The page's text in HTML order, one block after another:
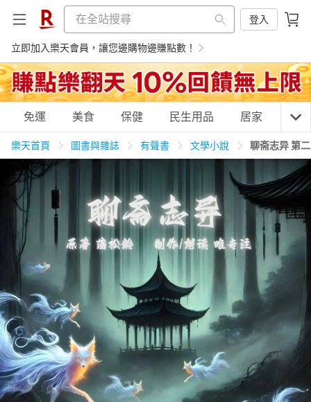
登入
立即加入樂天會員，讓您邊購物邊賺點數！
購物網分類
天天免運 民生用品
居家生活 3C家電 運動休閒 親子玩具
女裝 男裝 化妝保養 情趣用品
日本購物 電子/紙本書
HOT
免運 美食 保健 民生用品 居家 3C
樂天首頁 圖書與雜誌 有聲書 文學小說 聊斋志异 第